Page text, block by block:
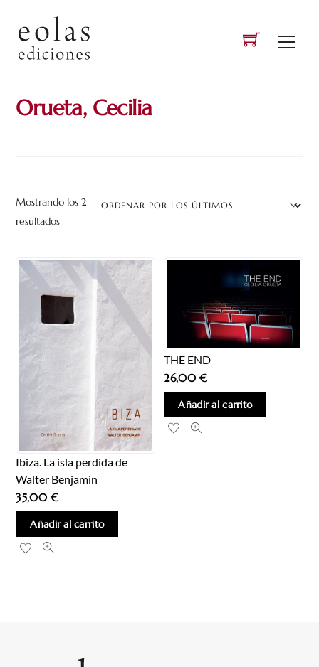
content
Orueta, Cecilia
Mostrando los 2
resultadosOrdenado
los
últimos
Ibiza. La isla perdida de
Walter Benjamin
35,00€
Añadir al carrito
THE END
26,00€
Añadir al carrito